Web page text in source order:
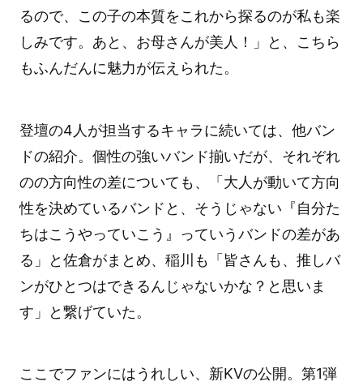
るので、この子の本質をこれから探るのが私も楽
しみです。あと、お母さんが美人！」と、こちら
もふんだんに魅力が伝えられた。
登壇の4人が担当するキャラに続いては、他バン
ドの紹介。個性の強いバンド揃いだが、それぞれ
のの方向性の差についても、「大人が動いて方向
性を決めているバンドと、そうじゃない『自分た
ちはこうやっていこう』っていうバンドの差があ
る」と佐倉がまとめ、稲川も「皆さんも、推しバ
ンがひとつはできるんじゃないかな？と思いま
す」と繋げていた。
ここでファンにはうれしい、新KVの公開。第1弾